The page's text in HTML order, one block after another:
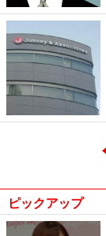
ピックアップ